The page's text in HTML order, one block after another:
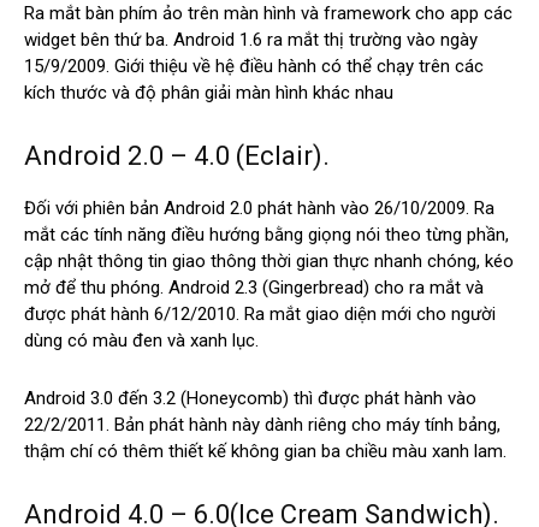
Ra mắt bàn phím ảo trên màn hình và framework cho app các
widget bên thứ ba. Android 1.6 ra mắt thị trường vào ngày
15/9/2009. Giới thiệu về hệ điều hành có thể chạy trên các
kích thước và độ phân giải màn hình khác nhau
Android 2.0 – 4.0 (Eclair).
Đối với phiên bản Android 2.0 phát hành vào 26/10/2009. Ra
mắt các tính năng điều hướng bằng giọng nói theo từng phần,
cập nhật thông tin giao thông thời gian thực nhanh chóng, kéo
mở để thu phóng. Android 2.3 (Gingerbread) cho ra mắt và
được phát hành 6/12/2010. Ra mắt giao diện mới cho người
dùng có màu đen và xanh lục.
Android 3.0 đến 3.2 (Honeycomb) thì được phát hành vào
22/2/2011. Bản phát hành này dành riêng cho máy tính bảng,
thậm chí có thêm thiết kế không gian ba chiều màu xanh lam.
Android 4.0 – 6.0(Ice Cream Sandwich).